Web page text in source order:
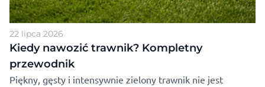
22 lipca 2026
Kiedy nawozić trawnik? Kompletny
przewodnik
Piękny, gęsty i intensywnie zielony trawnik nie jest